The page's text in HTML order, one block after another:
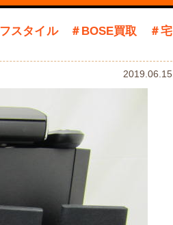
スタイル ＃BOSE買取 ＃宅
2019.06.15